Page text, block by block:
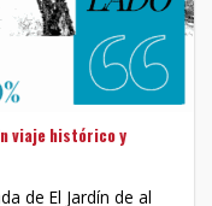
viaje histórico y
de El Jardín de al